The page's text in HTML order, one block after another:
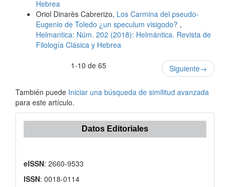
Hebrea
Oriol Dinarès Cabrerizo, Los Carmina del pseudo-
Eugenio de Toledo ¿un speculum visigodo? ,
Helmantica: Núm. 202 (2018): Helmántica. Revista de
Filología Clásica y Hebrea
1-10 de 65
Siguiente→
También puede Iniciar una búsqueda de similitud avanzada
para este artículo.
Datos Editoriales
eISSN: 2660-9533
ISSN: 0018-0114